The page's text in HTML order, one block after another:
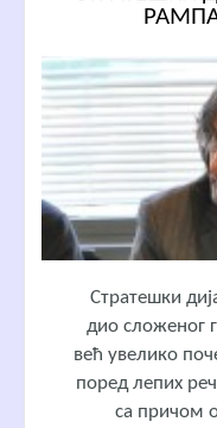
Стратешки
дио сложеног
већ увелико
поред лепих
са причом